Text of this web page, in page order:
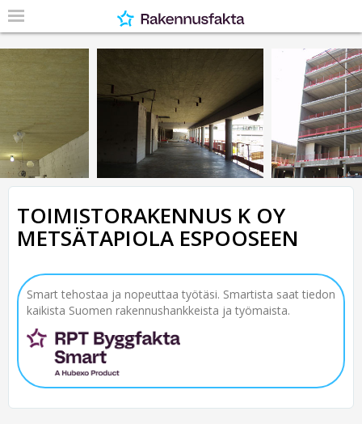
TOIMISTORAKENNUS K OY
METSÄTAPIOLA ESPOOSEEN
Smart tehostaa ja nopeuttaa työtäsi. Smartista saat tiedon
kaikista Suomen rakennushankkeista ja työmaista.